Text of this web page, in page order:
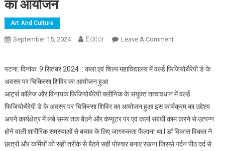
का आयोजन
Art And Culture
September 15, 2024 Editor Leave A CommentOn आर्ट्स कॉलेज,
पटना: दिनांक: 9 सितंबर 2024 :: कला एवं शिल्प महाविद्यालय में वर्ल्ड फिजियोथैरेपी डे के
अवसर पर चिकित्सा शिविर का आयोजन हुआ
आर्ट्स कॉलेज और विनायक फिजियोथैरेपी क्लीनिक के संयुक्त तत्वावधान में वर्ल्ड
फिजियोथैरेपी डे के अवसर पर चिकित्सा शिविर का आयोजन हुआ इस कार्यक्रम का उद्देश्य
अपने कार्यक्षेत्र में लंबे समय तक बैठने और कंप्यूटर पर एवं कलl संबंधी काम करने से उत्पन्न
होने वाली शारीरिक समस्याओं से बचाव के लिए जागरुकता फैलाना था l डॉ विकास विकल ने
छात्रों और कर्मियों को सही तरीके से बैठने सही पोस्चर बनाए रखना जिससे गर्दन पीठ दर्द से